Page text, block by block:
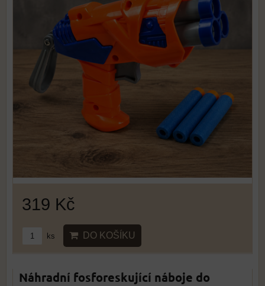
319 Kč
ks DO KOŠÍKU
Náhradní fosforeskující náboje do